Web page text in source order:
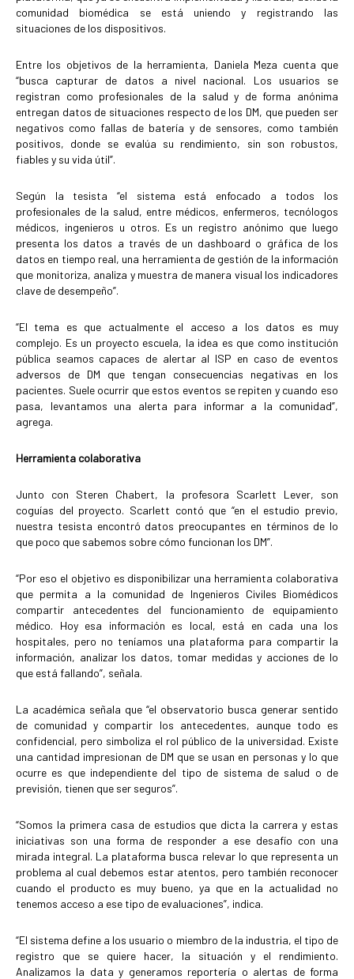
comunidad biomédica se está uniendo y registrando las
situaciones de los dispositivos.
Entre los objetivos de la herramienta, Daniela Meza cuenta que
“busca capturar de datos a nivel nacional. Los usuarios se
registran como profesionales de la salud y de forma anónima
entregan datos de situaciones respecto de los DM, que pueden ser
negativos como fallas de batería y de sensores, como también
positivos, donde se evalúa su rendimiento, sin son robustos,
fiables y su vida útil”.
Según la tesista “el sistema está enfocado a todos los
profesionales de la salud, entre médicos, enfermeros, tecnólogos
médicos, ingenieros u otros. Es un registro anónimo que luego
presenta los datos a través de un dashboard o gráfica de los
datos en tiempo real, una herramienta de gestión de la información
que monitoriza, analiza y muestra de manera visual los indicadores
clave de desempeño”.
“El tema es que actualmente el acceso a los datos es muy
complejo. Es un proyecto escuela, la idea es que como institución
pública seamos capaces de alertar al ISP en caso de eventos
adversos de DM que tengan consecuencias negativas en los
pacientes. Suele ocurrir que estos eventos se repiten y cuando eso
pasa, levantamos una alerta para informar a la comunidad”,
agrega.
Herramienta colaborativa
Junto con Steren Chabert, la profesora Scarlett Lever, son
coguías del proyecto. Scarlett contó que “en el estudio previo,
nuestra tesista encontró datos preocupantes en términos de lo
que poco que sabemos sobre cómo funcionan los DM”.
“Por eso el objetivo es disponibilizar una herramienta colaborativa
que permita a la comunidad de Ingenieros Civiles Biomédicos
compartir antecedentes del funcionamiento de equipamiento
médico. Hoy esa información es local, está en cada una los
hospitales, pero no teníamos una plataforma para compartir la
información, analizar los datos, tomar medidas y acciones de lo
que está fallando”, señala.
La académica señala que “el observatorio busca generar sentido
de comunidad y compartir los antecedentes, aunque todo es
confidencial, pero simboliza el rol público de la universidad. Existe
una cantidad impresionan de DM que se usan en personas y lo que
ocurre es que independiente del tipo de sistema de salud o de
previsión, tienen que ser seguros”.
“Somos la primera casa de estudios que dicta la carrera y estas
iniciativas son una forma de responder a ese desafío con una
mirada integral. La plataforma busca relevar lo que representa un
problema al cual debemos estar atentos, pero también reconocer
cuando el producto es muy bueno, ya que en la actualidad no
tenemos acceso a ese tipo de evaluaciones”, indica.
“El sistema define a los usuario o miembro de la industria, el tipo de
registro que se quiere hacer, la situación y el rendimiento.
Analizamos la data y generamos reportería o alertas de forma